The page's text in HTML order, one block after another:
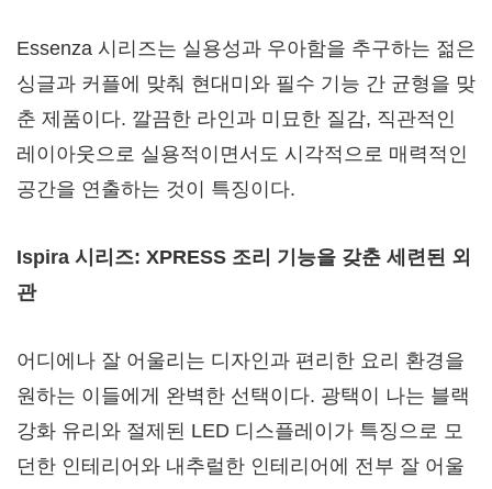
Essenza 시리즈는 실용성과 우아함을 추구하는 젊은
싱글과 커플에 맞춰 현대미와 필수 기능 간 균형을 맞
춘 제품이다. 깔끔한 라인과 미묘한 질감, 직관적인
레이아웃으로 실용적이면서도 시각적으로 매력적인
공간을 연출하는 것이 특징이다.
Ispira 시리즈: XPRESS 조리 기능을 갖춘 세련된 외
관
어디에나 잘 어울리는 디자인과 편리한 요리 환경을
원하는 이들에게 완벽한 선택이다. 광택이 나는 블랙
강화 유리와 절제된 LED 디스플레이가 특징으로 모
던한 인테리어와 내추럴한 인테리어에 전부 잘 어울